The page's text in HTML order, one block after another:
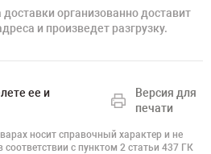
организованно доставит
и произведет разгрузку.
ее и
Версия для
печати
носит справочный характер и не
с пунктом 2 статьи 437 ГК